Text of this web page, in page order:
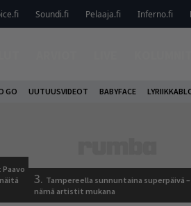
Soundi.fi Pelaaja.fi Inferno.fi
GO UUTUUSVIDEOT BABYFACE
3. Tampereella sunnuntaina superpäivä –
nämä artistit mukana